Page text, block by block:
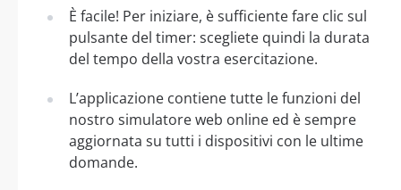
È facile! Per iniziare, è sufficiente fare clic sul
pulsante del timer: scegliete quindi la durata
del tempo della vostra esercitazione.
L’applicazione contiene tutte le funzioni del
nostro simulatore web online ed è sempre
aggiornata su tutti i dispositivi con le ultime
domande.